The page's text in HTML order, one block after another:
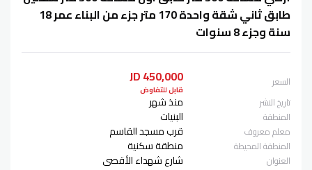
طابق ثاني شقة واحدة 170 متر جزء من البناء عمر 18
سنة وجزء 8 سنوات
السعر 450,000 JD
قابل للتفاوض
تاريخ النشر منذ شهر
المنطقة البنيات
معلم معروف قرب مسجد القاسم
المنطقة المحيطة منطقة سكنية
العنوان شارع شهداء الأقصى